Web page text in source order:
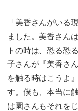
「美香さんがいる
ました。美香さん
トの時は、恐る恐
子さんが『美香さ
を触る時はこうよ
す。僕も、本当に
は園さんもそれを